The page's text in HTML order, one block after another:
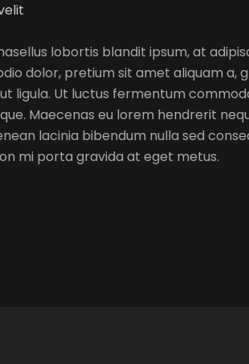
lobortis blandit ipsum, at
dolor, pretium sit amet aliquam a,
ligula. Ut luctus fermentum
Maecenas eu lorem hendrerit
lacinia bibendum nulla sed
mi porta gravida at eget metus.